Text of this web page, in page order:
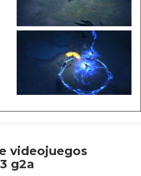
videojuegos
g2a